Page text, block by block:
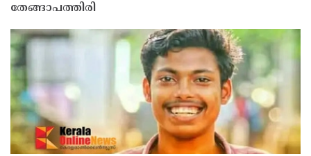
തേങ്ങാപത്തിരി